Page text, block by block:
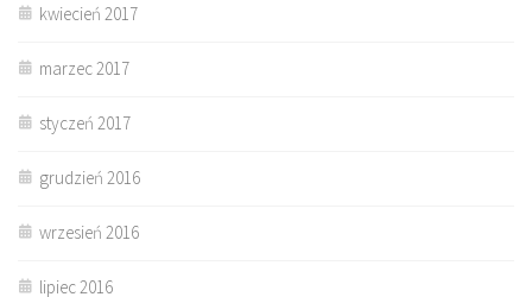
kwiecień 2017
marzec 2017
styczeń 2017
grudzień 2016
wrzesień 2016
lipiec 2016